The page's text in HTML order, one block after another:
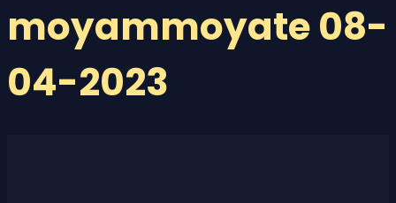
moyammoyate 08-
04-2023